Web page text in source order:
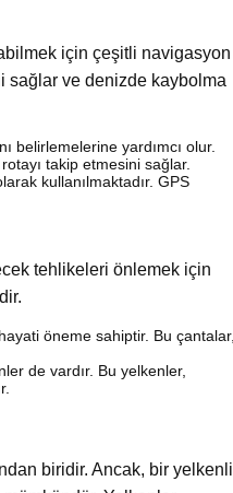
için çeşitli navigasyon
sağlar ve denizde kaybolma
belirlemelerine yardımcı olur.
takip etmesini sağlar.
kullanılmaktadır. GPS
tehlikeleri önlemek için
öneme sahiptir. Bu çantalar,
de vardır. Bu yelkenler,
biridir. Ancak, bir yelkenli